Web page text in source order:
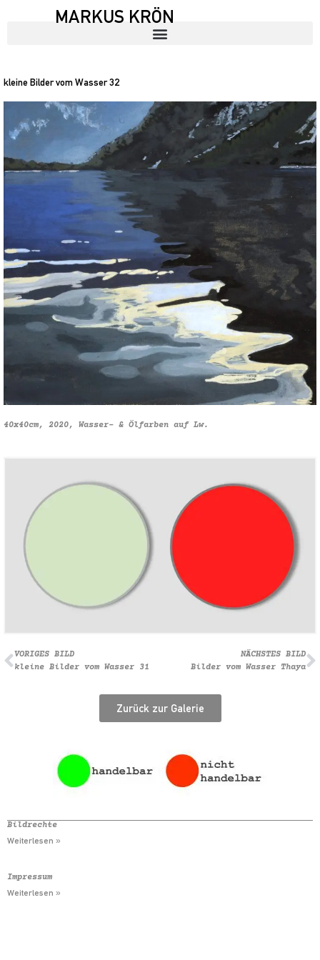
MARKUS KRÖN
kleine Bilder vom Wasser 32
40x40cm, 2020, Wasser- & Ölfarben auf Lw.
VORIGES BILD
kleine Bilder vom Wasser 31
NÄCHSTES BILD
Bilder vom Wasser Thaya
Zurück zur Galerie
Bildrechte
Weiterlesen »
Impressum
Weiterlesen »